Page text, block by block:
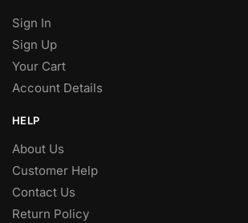
Sign In
Sign Up
Your Cart
Account Details
HELP
About Us
Customer Help
Contact Us
Return Policy